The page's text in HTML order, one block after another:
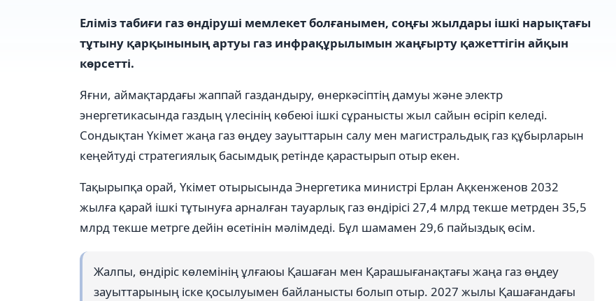
Еліміз табиғи газ өндіруші мемлекет болғанымен, соңғы жылдары ішкі нарықтағы
тұтыну қарқынының артуы газ инфрақұрылымын жаңғырту қажеттігін айқын
көрсетті.
Яғни, аймақтардағы жаппай газдандыру, өнеркәсіптің дамуы және электр
энергетикасында газдың үлесінің көбеюі ішкі сұранысты жыл сайын өсіріп келеді.
Сондықтан Үкімет жаңа газ өңдеу зауыттарын салу мен магистральдық газ құбырларын
кеңейтуді стратегиялық басымдық ретінде қарастырып отыр екен.
Тақырыпқа орай, Үкімет отырысында Энергетика министрі Ерлан Ақкенженов 2032
жылға қарай ішкі тұтынуға арналған тауарлық газ өндірісі 27,4 млрд текше метрден 35,5
млрд текше метрге дейін өсетінін мәлімдеді. Бұл шамамен 29,6 пайыздық өсім.
Жалпы, өндіріс көлемінің ұлғаюы Қашаған мен Қарашығанақтағы жаңа газ өңдеу
зауыттарының іске қосылуымен байланысты болып отыр. 2027 жылы Қашағандағы